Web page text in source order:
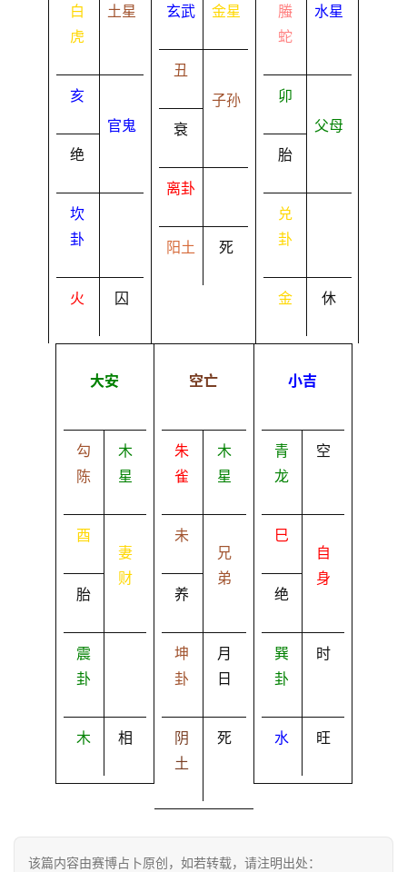
白
虎
土星
亥
绝
官鬼
坎
卦
火 囚
玄武 金星
丑
衰
子孙
离卦
阳土 死
螣
蛇
水星
卯
胎
父母
兑
卦
金 休
大安
勾
陈
木
星
酉
胎
妻
财
震
卦
木 相
空亡
朱
雀
木
星
未
养
兄
弟
坤
卦
月
日
阴
土
死
小吉
青
龙
空
巳
绝
自
身
巽
卦
时
水 旺
该篇内容由赛博占卜原创，如若转载，请注明出处：